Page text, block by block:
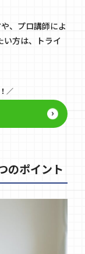
、プロ講師によ
い方は、トライ
のポイント